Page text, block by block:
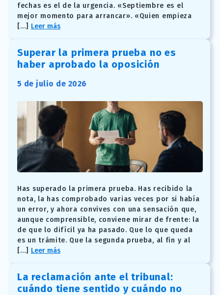
fechas es el de la urgencia. «Septiembre es el
mejor momento para arrancar». «Quien empieza
[…] Leer más
Superar la primera prueba no es
haber aprobado la oposición
5 de julio de 2026
Has superado la primera prueba. Has recibido la
nota, la has comprobado varias veces por si había
un error, y ahora convives con una sensación que,
aunque comprensible, conviene mirar de frente: la
de que lo difícil ya ha pasado. Que lo que queda
es un trámite. Que la segunda prueba, al fin y al
[…] Leer más
La reclamación ante el tribunal:
cuándo tiene sentido y cuándo no